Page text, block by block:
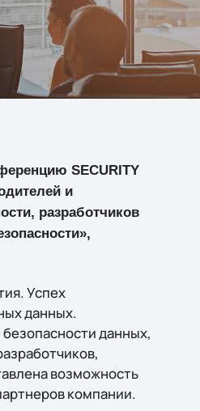
SECURITY
и
разработчиков
Успех
данных.
данных,
возможность
компании.